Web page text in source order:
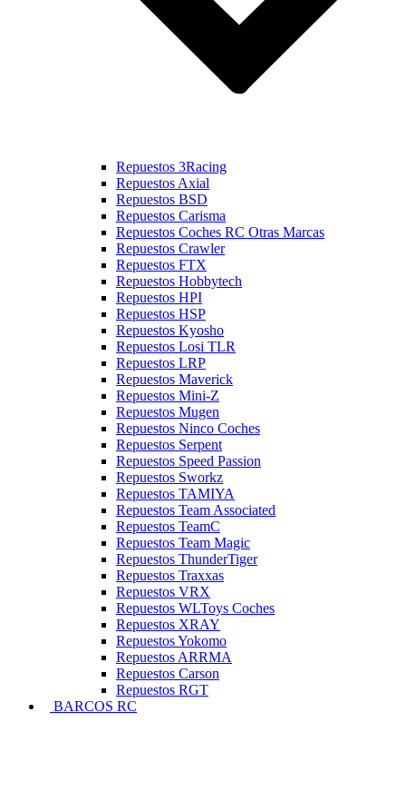
Repuestos 3Racing
Repuestos Axial
Repuestos BSD
Repuestos Carisma
Repuestos Coches RC Otras Marcas
Repuestos Crawler
Repuestos FTX
Repuestos Hobbytech
Repuestos HPI
Repuestos HSP
Repuestos Kyosho
Repuestos Losi TLR
Repuestos LRP
Repuestos Maverick
Repuestos Mini-Z
Repuestos Mugen
Repuestos Ninco Coches
Repuestos Serpent
Repuestos Speed Passion
Repuestos Sworkz
Repuestos TAMIYA
Repuestos Team Associated
Repuestos TeamC
Repuestos Team Magic
Repuestos ThunderTiger
Repuestos Traxxas
Repuestos VRX
Repuestos WLToys Coches
Repuestos XRAY
Repuestos Yokomo
Repuestos ARRMA
Repuestos Carson
Repuestos RGT
BARCOS RC